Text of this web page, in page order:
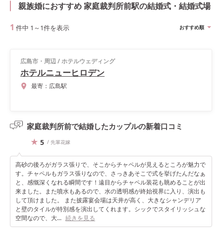
親族婚におすすめ 家庭裁判所前駅の結婚式・結婚式場
1 件中 1 ～ 1件を表示 おすすめ順
広島市・周辺/ホテルウェディング
ホテルニューヒロデン
最寄： 広島駅
家庭裁判所前で結婚したカップルの新着口コミ
5 / 先輩花嫁
高砂の後ろがガラス張りで、そこからチャペルが見えるところが魅力で
す。チャペルもガラス張りなので、さっきあそこで式を挙げたんだなぁ
と、感慨深くなれる瞬間です！遠目からチャペル装花も眺めることが出
来ました。また噴水もあるので、水の透明感が終始視界に入り、演出も
して頂けました。 また披露宴会場は天井が高く、大きなシャンデリア
と壁のタイルが特別感を演出してくれます。シックでスタイリッシュな
空間なので、大... 続きを見る